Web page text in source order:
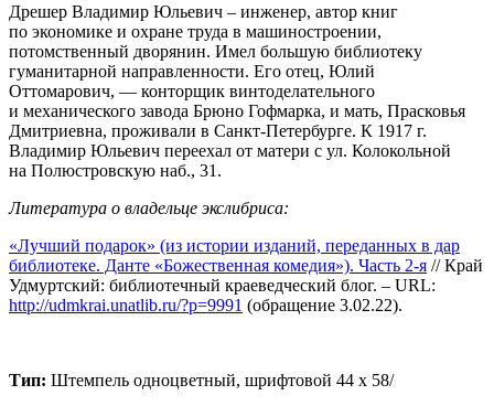
Дрешер Владимир Юльевич – инженер, автор книг
по экономике и охране труда в машиностроении,
потомственный дворянин. Имел большую библиотеку
гуманитарной направленности. Его отец, Юлий
Оттомарович, — конторщик винтоделательного
и механического завода Брюно Гофмарка, и мать, Прасковья
Дмитриевна, проживали в Санкт-Петербурге. К 1917 г.
Владимир Юльевич переехал от матери с ул. Колокольной
на Полюстровскую наб., 31.
Литература о владельце экслибриса:
«Лучший подарок» (из истории изданий, переданных в дар
библиотеке. Данте «Божественная комедия»). Часть 2-я // Край
Удмуртский: библиотечный краеведческий блог. – URL:
http://udmkrai.unatlib.ru/?p=9991 (обращение 3.02.22).
Тип: Штемпель одноцветный, шрифтовой 44 х 58/